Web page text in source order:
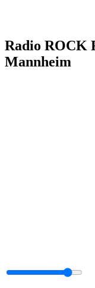
Radio ROCK
Mannheim